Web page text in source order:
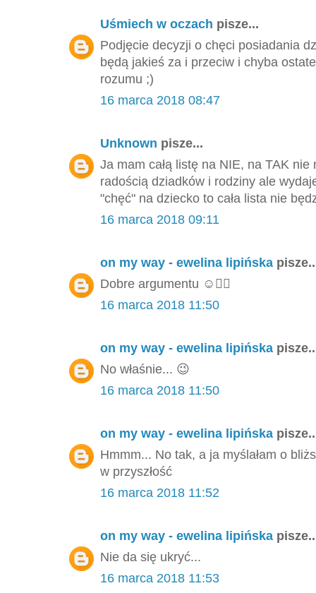
Uśmiech w oczach pisze...
Podjęcie decyzji o chęci posiadania
będą jakieś za i przeciw i chyba
rozumu ;)
16 marca 2018 08:47
Unknown pisze...
Ja mam całą listę na NIE, na TAK
radością dziadków i rodziny ale
"chęć" na dziecko to cała lista nie
16 marca 2018 09:11
on my way - ewelina lipińska
Dobre argumentu ☺️👌🏻
16 marca 2018 11:50
on my way - ewelina lipińska
No właśnie... 😉
16 marca 2018 11:50
on my way - ewelina lipińska
Hmmm... No tak, a ja myślałam o
w przyszłość
16 marca 2018 11:52
on my way - ewelina lipińska
Nie da się ukryć...
16 marca 2018 11:53